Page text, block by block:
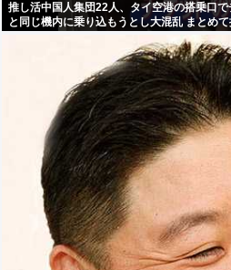
推し活中国人集団22人、タイ空港の搭乗口
と同じ機内に乗り込もうとし大混乱 まとめ